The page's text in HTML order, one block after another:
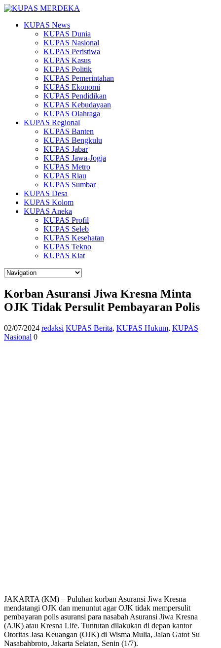
KUPAS News
KUPAS Dunia
KUPAS Nasional
KUPAS Peristiwa
KUPAS Kasus
KUPAS Politik
KUPAS Pemerintahan
KUPAS Ekonomi
KUPAS Pendidikan
KUPAS Kebudayaan
KUPAS Olahraga
KUPAS Regional
KUPAS Banten
KUPAS Bengkulu
KUPAS Jabar
KUPAS Jawa-Jogja
KUPAS Metro
KUPAS Riau
KUPAS Sumbar
KUPAS Desa
KUPAS Kolom
KUPAS Aneka
KUPAS Profil
KUPAS Seleb
KUPAS Kesehatan
KUPAS Tekno
KUPAS Kiat
Korban Asuransi Jiwa Kresna Minta
OJK Tidak Persulit Pembayaran Polis
02/07/2024 redaksi KUPAS Berita, KUPAS Hukum, KUPAS
Nasional 0
JAKARTA (KM) – Puluhan korban Asuransi Jiwa Kresna
mendatangi OJK dan menuntut agar OJK tidak mempersulit
pembayaran polis asuransi para nasabah Asuransi Jiwa Kresna
(AJK) atau Kresna Life. Tuntutan dilakukan di depan kantor
Otoritas Jasa Keuangan (OJK) di Wisma Mulia, Jalan Gatot Su
Nasabahbroto, Jakarta Selatan, Senin (1/7).